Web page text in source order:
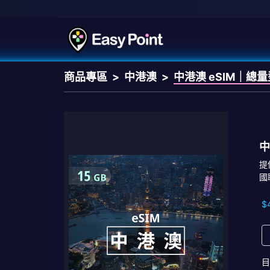
商品專區 中港澳 中港澳 eSIM｜總
提